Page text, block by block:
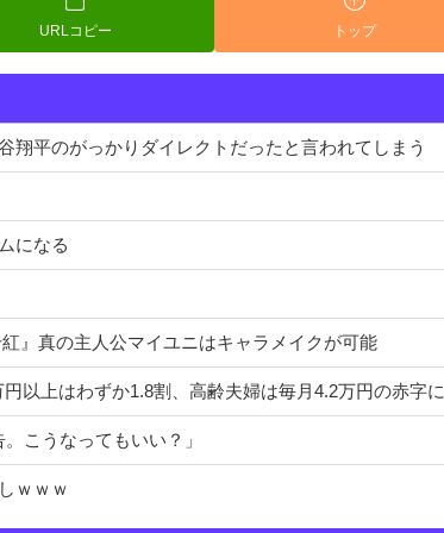
URLコピー トップ
翔平のがっかりダイレクトだったと言われてしまう
になる
』真の主人公マイユニはキャラメイクが可能
以上はわずか1.8割、高齢夫婦は毎月4.2万円の赤字に
こうなってもいい？」
ｗｗｗ